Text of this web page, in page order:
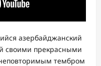
азербайджанский
своими прекрасными
тембром